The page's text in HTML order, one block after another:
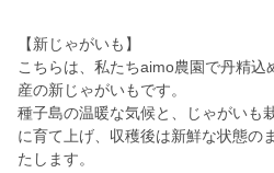
【新じゃがいも】
こちらは、私たちaimo農園で丹精込
産の新じゃがいもです。
種子島の温暖な気候と、じゃがいも
に育て上げ、収穫後は新鮮な状態の
たします。